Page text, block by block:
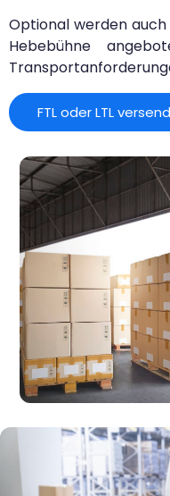
Optional werden
Hebebühne
FTL oder LTL